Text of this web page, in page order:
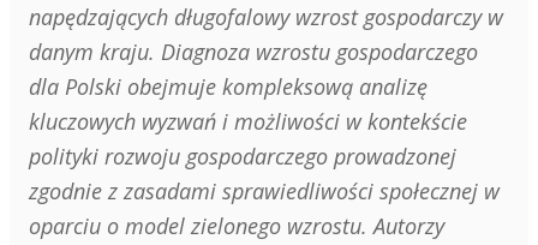
napędzających długofalowy wzrost gospodarczy w
danym kraju. Diagnoza wzrostu gospodarczego
dla Polski obejmuje kompleksową analizę
kluczowych wyzwań i możliwości w kontekście
polityki rozwoju gospodarczego prowadzonej
zgodnie z zasadami sprawiedliwości społecznej w
oparciu o model zielonego wzrostu. Autorzy